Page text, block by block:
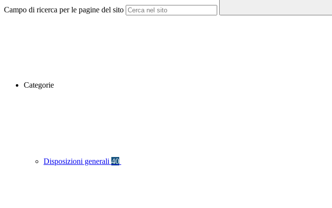
Campo di ricerca per le pagine del sito
Categorie
Disposizioni generali 40